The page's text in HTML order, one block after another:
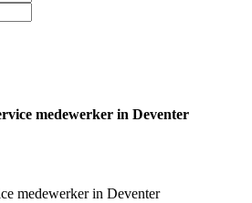
medewerker in Deventer
medewerker in Deventer